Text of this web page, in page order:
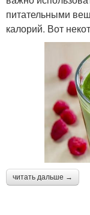
питательными
калорий. Вот
читать дальше →